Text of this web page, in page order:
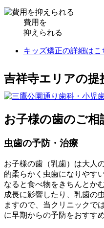
費用を
抑えられる
キッズ矯正の詳細はこ
吉祥寺エリアの提
お子様の歯のご
虫歯の予防・治療
お子様の歯（乳歯）は大人
的柔らかく虫歯になりやす
なると食べ物をきちんとか
成長に影響したり、乳歯の
ますので、当クリニックで
に早期からの予防をおすす